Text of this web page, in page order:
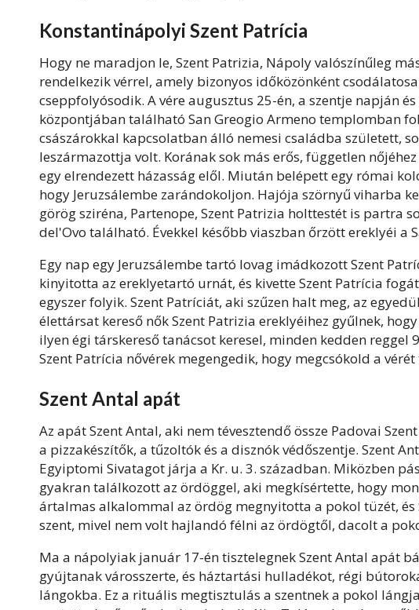
Konstantinápolyi Szent Patrícia
Hogy ne maradjon le, Szent Patrizia, Nápoly valószínűleg
rendelkezik vérrel, amely bizonyos időközönként
cseppfolyósodik. A vére augusztus 25-én, a szentje napján
központjában található San Greogio Armeno templomban
császárokkal kapcsolatban álló nemesi családba született,
leszármazottja volt. Korának sok más erős, független
egy elrendezett házasság elől. Miután belépett egy római
hogy Jeruzsálembe zarándokoljon. Hajója szörnyű viharba
görög sziréna, Partenope, Szent Patrizia holttestét is partra
del'Ovo található. Évekkel később viaszban őrzött ereklyéi
Egy nap egy Jeruzsálembe tartó lovag imádkozott Szent
kinyitotta az ereklyetartó urnát, és kivette Szent Patrícia
egyszer folyik. Szent Patríciát, aki szűzen halt meg, az
élettársat kereső nők Szent Patrizia ereklyéihez gyűlnek,
ilyen égi társkereső tanácsot keresel, minden kedden reggel
Szent Patrícia nővérek megengedik, hogy megcsókold a
Szent Antal apát
Az apát Szent Antal, aki nem tévesztendő össze Padovai
a pizzakészítők, a tűzoltók és a disznók védőszentje. Szent
Egyiptomi Sivatagot járja a Kr. u. 3. században. Miközben
gyakran találkozott az ördöggel, aki megkísértette, hogy
ártalmas alkalommal az ördög megnyitotta a pokol tüzét,
szent, mivel nem volt hajlandó félni az ördögtől, dacolt a
Ma a nápolyiak január 17-én tisztelegnek Szent Antal apát
gyújtanak városszerte, és háztartási hulladékot, régi
lángokba. Ez a rituális megtisztulás a szentnek a pokol